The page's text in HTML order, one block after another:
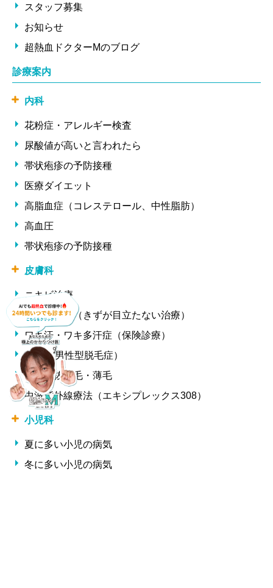
スタッフ募集
お知らせ
超熱血ドクターMのブログ
診療案内
内科
花粉症・アレルギー検査
尿酸値が高いと言われたら
帯状疱疹の予防接種
医療ダイエット
高脂血症（コレステロール、中性脂肪）
高血圧
帯状疱疹の予防接種
皮膚科
ニキビ治療
ほくろ除去（きずが目立たない治療）
ワキ汗・ワキ多汗症（保険診療）
AGA（男性型脱毛症）
女性の抜け毛・薄毛
中波紫外線療法（エキシプレックス308）
小児科
夏に多い小児の病気
冬に多い小児の病気